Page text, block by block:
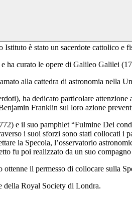
è stato un sacerdote cattolico e
ha curato le opere di Galileo Galilei
alla cattedra di astronomia nella
ha dedicato particolare
Franklin sul loro azione
e il suo pamphlet “Fulmine Dei
i suoi sforzi sono stati collocati
la Specola, l’osservatorio
fu poi realizzato da un suo
il permesso di collocare sulla
della Royal Society di Londra.